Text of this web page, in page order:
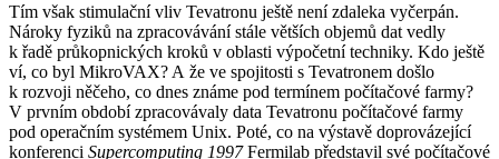
Tím však stimulační vliv Tevatronu ještě není zdaleka vyčerpán.
Nároky fyziků na zpracovávání stále větších objemů dat vedly
k řadě průkopnických kroků v oblasti výpočetní techniky. Kdo ještě
ví, co byl MikroVAX? A že ve spojitosti s Tevatronem došlo
k rozvoji něčeho, co dnes známe pod termínem počítačové farmy?
V prvním období zpracovávaly data Tevatronu počítačové farmy
pod operačním systémem Unix. Poté, co na výstavě doprovázející
konferenci Supercomputing 1997Fermilab představil své počítačové